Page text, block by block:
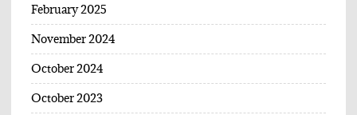
February 2025
November 2024
October 2024
October 2023